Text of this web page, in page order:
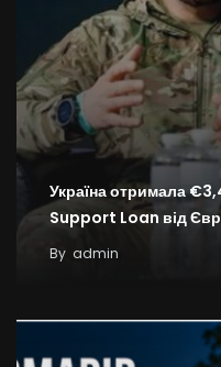
Україна отримала
Support Loan від
By admin